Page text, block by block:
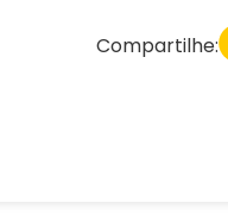
Compartilhe: